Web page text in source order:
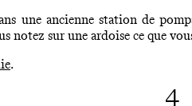
une ancienne station de
notez sur une ardoise ce que
.
4